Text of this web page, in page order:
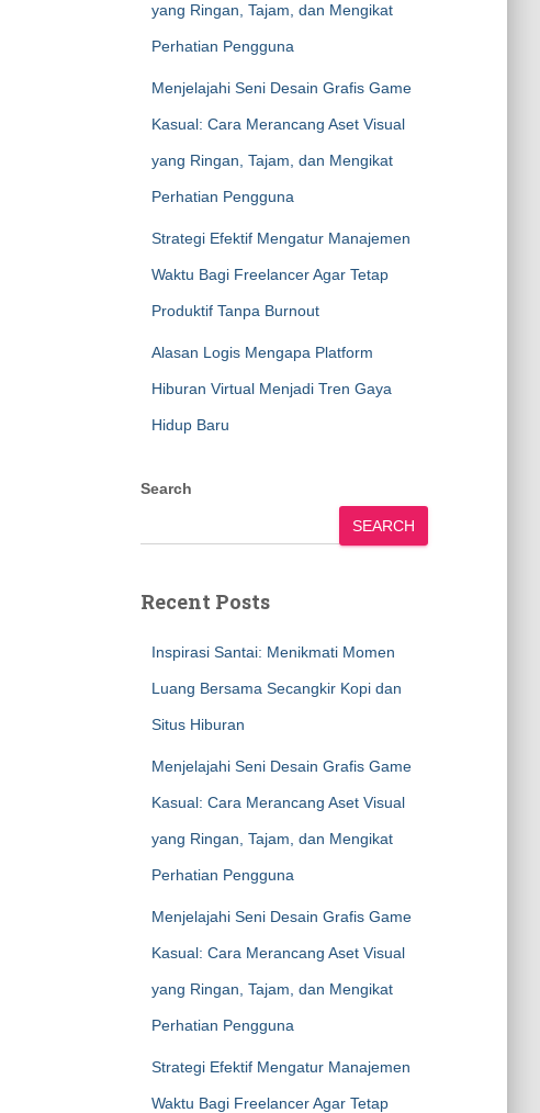
yang Ringan, Tajam, dan Mengikat
Perhatian Pengguna
Menjelajahi Seni Desain Grafis Game
Kasual: Cara Merancang Aset Visual
yang Ringan, Tajam, dan Mengikat
Perhatian Pengguna
Strategi Efektif Mengatur Manajemen
Waktu Bagi Freelancer Agar Tetap
Produktif Tanpa Burnout
Alasan Logis Mengapa Platform
Hiburan Virtual Menjadi Tren Gaya
Hidup Baru
Search
SEARCH
Recent Posts
Inspirasi Santai: Menikmati Momen
Luang Bersama Secangkir Kopi dan
Situs Hiburan
Menjelajahi Seni Desain Grafis Game
Kasual: Cara Merancang Aset Visual
yang Ringan, Tajam, dan Mengikat
Perhatian Pengguna
Menjelajahi Seni Desain Grafis Game
Kasual: Cara Merancang Aset Visual
yang Ringan, Tajam, dan Mengikat
Perhatian Pengguna
Strategi Efektif Mengatur Manajemen
Waktu Bagi Freelancer Agar Tetap